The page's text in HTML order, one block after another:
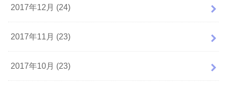
2017年12月 (24)
2017年11月 (23)
2017年10月 (23)